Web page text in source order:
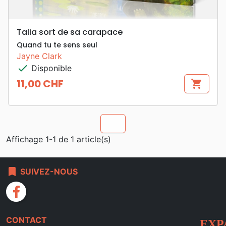
Talia sort de sa carapace
Quand tu te sens seul
Jayne Clark
check Disponible
Prix
11,00 CHF shopping_cart
Affichage 1-1 de 1 article(s)
bookmark SUIVEZ-NOUS
facebook
CONTACT